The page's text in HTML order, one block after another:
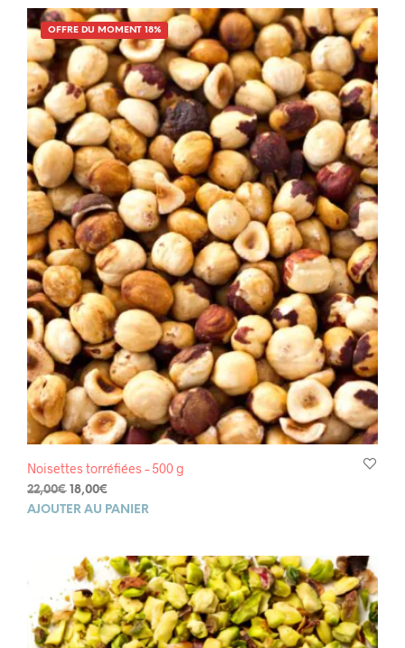
OFFRE DU MOMENT 18%
Noisettes torréfiées – 500 g
22,00€ Le
prix
22,00€.
18,00€
prix
18,00€.
AJOUTER AU PANIER